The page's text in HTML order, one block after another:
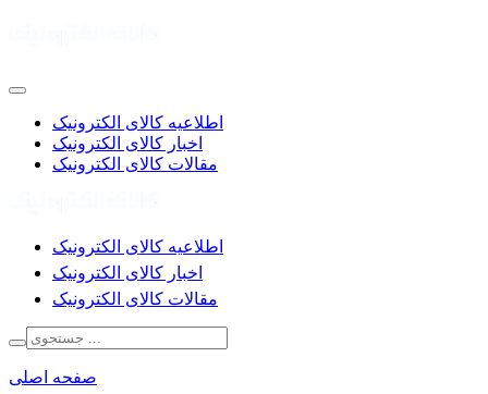
اطلاعیه کالای الکترونیک
اخبار کالای الکترونیک
مقالات کالای الکترونیک
اطلاعیه کالای الکترونیک
اخبار کالای الکترونیک
مقالات کالای الکترونیک
صفحه اصلی